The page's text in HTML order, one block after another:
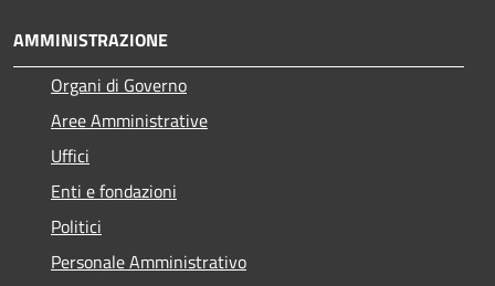
AMMINISTRAZIONE
Organi di Governo
Aree Amministrative
Uffici
Enti e fondazioni
Politici
Personale Amministrativo